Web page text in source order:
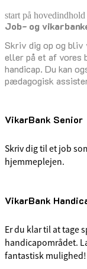
start på hovedindhold
Job- og
Skriv dig op og bliv
eller på et af vores
handicap. Du kan
pædagogisk
senest opdateret 21.
Vi­kar­Bank Se­ni­or
Skriv dig til et job
hjemmeplejen.
VikarBank
Er du klar til at tage
handicapområdet.
fantastisk mulighed!